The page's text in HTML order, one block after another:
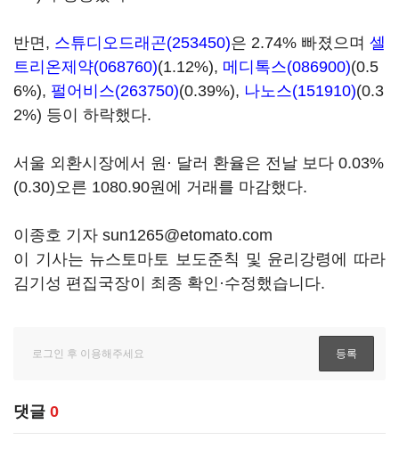
반면, 스튜디오드래곤(253450)은 2.74% 빠졌으며 셀
트리온제약(068760)(1.12%), 메디톡스(086900)(0.5
6%), 펄어비스(263750)(0.39%), 나노스(151910)(0.3
2%) 등이 하락했다.
서울 외환시장에서 원· 달러 환율은 전날 보다 0.03%
(0.30)오른 1080.90원에 거래를 마감했다.
이종호 기자 sun1265@etomato.com
이 기사는 뉴스토마토 보도준칙 및 윤리강령에 따라
김기성 편집국장이 최종 확인·수정했습니다.
댓글 0